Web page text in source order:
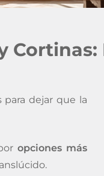
para dejar que la
opciones más